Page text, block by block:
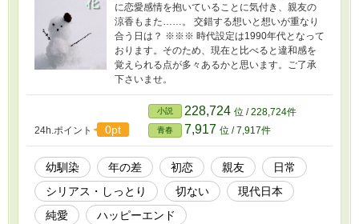
に恋愛感情を抱いていることに気付き、親友の
涼香もまた……。 交錯する想いと想いが重なり
合う日は？ ※※※ 時代設定は1990年代となって
おります。そのため、現在と比べると違和感を
覚えられる点が多々あるかと思います。ご了承
下さいませ。
24h.ポイント 0pt
小説 228,724 位 / 228,724件
青春 7,917 位 / 7,917件
幼馴染 年の差 初恋 親友
日常
シリアス・しっとり
切ない
現代日本
純愛
ハッピーエンド